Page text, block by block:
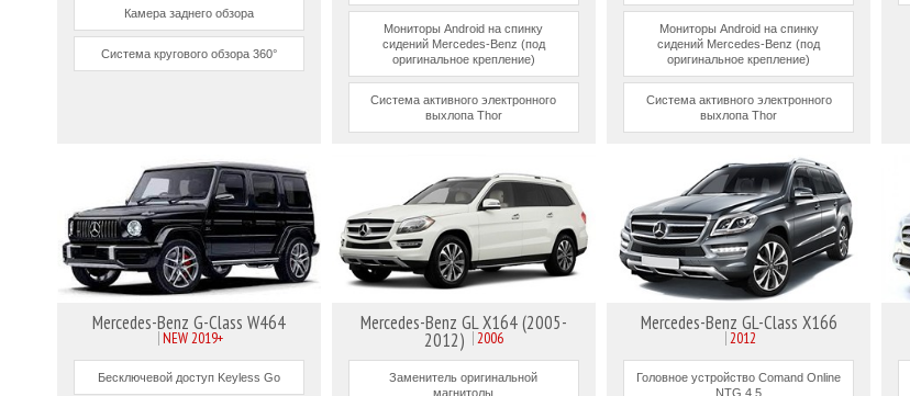
Камера заднего обзора
Система кругового обзора 360°
Мониторы Android на спинку
сидений Mercedes-Benz (под
оригинальное крепление)
Система активного электронного
выхлопа Thor
Мониторы Android на спинку
сидений Mercedes-Benz (под
оригинальное крепление)
Система активного электронного
выхлопа Thor
Mercedes-Benz G-Class W464
NEW 2019+
Бесключевой доступ Keyless Go
Mercedes-Benz GL X164 (2005-
2012) 2006
Заменитель оригинальной
магнитолы
Mercedes-Benz GL-Class X166
2012
Головное устройство Comand Online
NTG 4.5